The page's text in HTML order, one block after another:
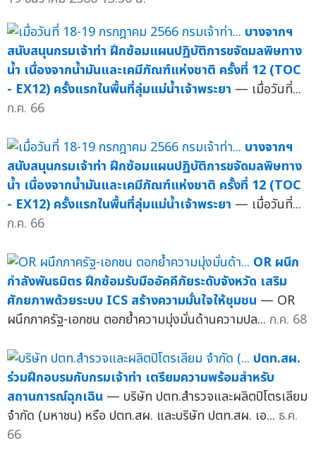
บางจากฯ
สนับสนุนกรมเจ้าท่า ฝึกซ้อมแผนปฏิบัติการขจัดมลพิษทาง
น้ำ เนื่องจากน้ำมันและเคมีภัณฑ์แห่งชาติ ครั้งที่ 12 (TOC
- EX12) ครั้งแรกในพื้นที่ลุ่มแม่น้ำเจ้าพระยา — เมื่อวันที่...
ก.ค. 66
บางจากฯ
สนับสนุนกรมเจ้าท่า ฝึกซ้อมแผนปฏิบัติการขจัดมลพิษทาง
น้ำ เนื่องจากน้ำมันและเคมีภัณฑ์แห่งชาติ ครั้งที่ 12 (TOC
- EX12) ครั้งแรกในพื้นที่ลุ่มแม่น้ำเจ้าพระยา — เมื่อวันที่...
ก.ค. 66
OR ผนึก
กำลังพันธมิตร ฝึกซ้อมรับมืออัคคีภัยระดับจังหวัด เสริม
ศักยภาพด้วยระบบ ICS สร้างความมั่นใจให้ชุมชน — OR
ผนึกภาครัฐ-เอกชน ตอกย้ำความมุ่งมั่นด้านความปล... ก.ค. 68
ปตท.สผ.
ร่วมฝึกอบรมกับกรมเจ้าท่า เตรียมความพร้อมสำหรับ
สถานการณ์ฉุกเฉิน — บริษัท ปตท.สำรวจและผลิตปิโตรเลียม
จำกัด (มหาชน) หรือ ปตท.สผ. และบริษัท ปตท.สผ. เอ... ธ.ค.
66